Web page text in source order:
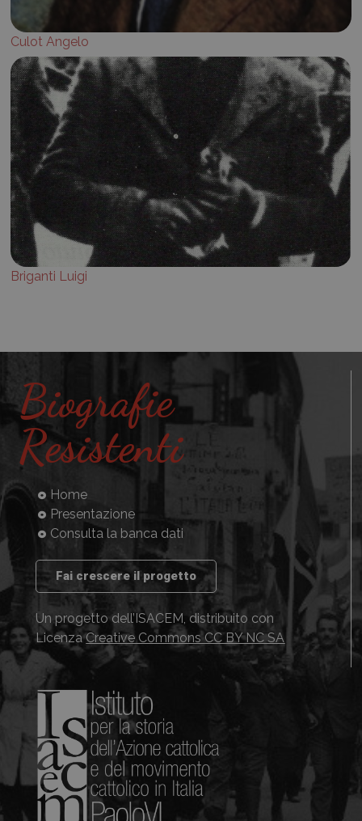
Culot Angelo
Briganti Luigi
Biografie
Resistenti
Home
Presentazione
Consulta la banca dati
Fai crescere il progetto
Un progetto dell’ISACEM, distribuito con
LicenzaCreative Commons CC BY NC SA